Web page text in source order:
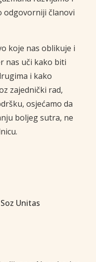
odgovorniji članovi
koje nas oblikuje i
nas uči kako biti
i kako
zajednički rad,
osjećamo da
boljeg sutra, ne
Unitas